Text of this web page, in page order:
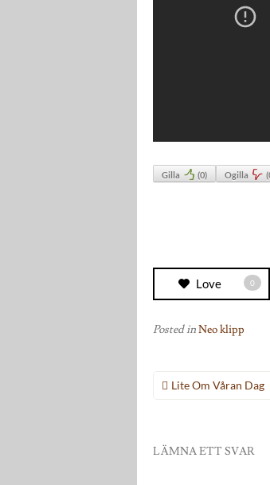
Gilla (0) Ogilla (
Love 0
Posted inNeo klipp
Lite Om Våran Dag
LÄMNA ETT SVAR